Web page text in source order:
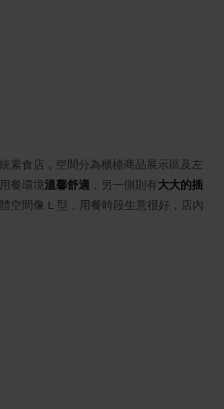
素食店，空間分為櫃檯商品展示區及左
餐環境溫馨舒適 ，另一側則有 大大的插
體空間像 L 型，用餐時段生意很好，店內